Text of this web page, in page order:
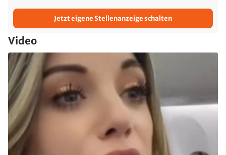
Jetzt eigene Stellenanzeige schalten
Video